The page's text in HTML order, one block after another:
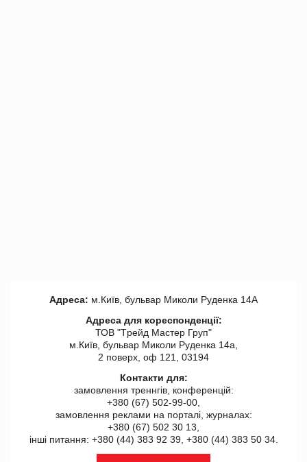
Адреса: м.Київ, бульвар Миколи Руденка 14А
Адреса для кореспонденції:
ТОВ "Tрейд Мастер Груп"
м.Київ, бульвар Миколи Руденка 14а,
2 поверх, оф 121, 03194
Контакти для:
замовлення треннгів, конференцій:
+380 (67) 502-99-00,
замовлення реклами на порталі, журналах:
+380 (67) 502 30 13,
інші питання: +380 (44) 383 92 39, +380 (44) 383 50 34.